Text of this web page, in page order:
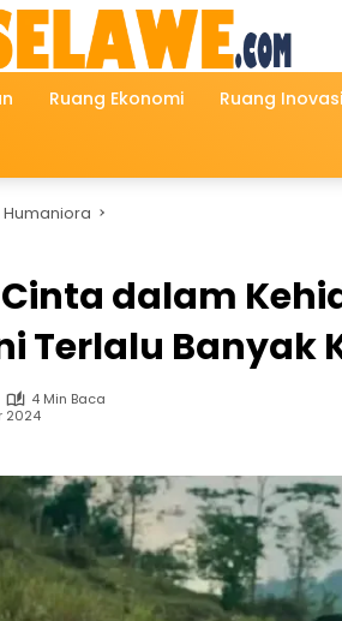
Ruang Ekonomi Ruang Inovasi
Humaniora
dalam
Terlalu Banyak
4 Min Baca
2024